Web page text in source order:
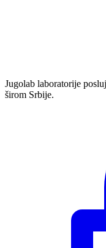
Jugolab laboratorije
širom Srbije.